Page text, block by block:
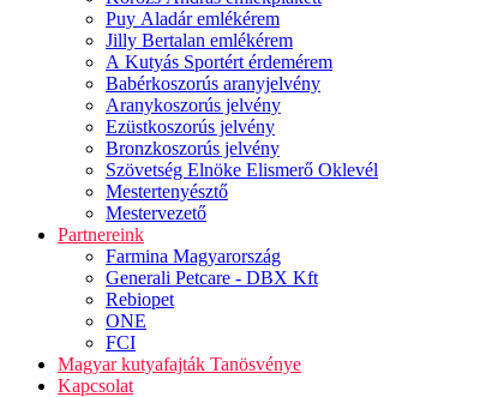
Puy Aladár emlékérem
Jilly Bertalan emlékérem
A Kutyás Sportért érdemérem
Babérkoszorús aranyjelvény
Aranykoszorús jelvény
Ezüstkoszorús jelvény
Bronzkoszorús jelvény
Szövetség Elnöke Elismerő Oklevél
Mestertenyésztő
Mestervezető
Partnereink
Farmina Magyarország
Generali Petcare - DBX Kft
Rebiopet
ONE
FCI
Magyar kutyafajták Tanösvénye
Kapcsolat